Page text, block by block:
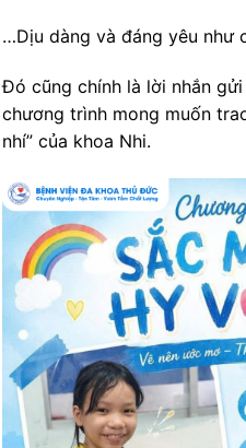
…Dịu dàng và đáng yêu như
Đó cũng chính là lời nhắn
chương trình mong muốn
nhí” của khoa Nhi.